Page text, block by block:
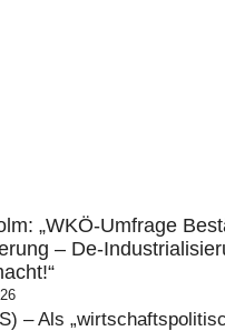
„WKÖ-Umfrage
– De-
– Als